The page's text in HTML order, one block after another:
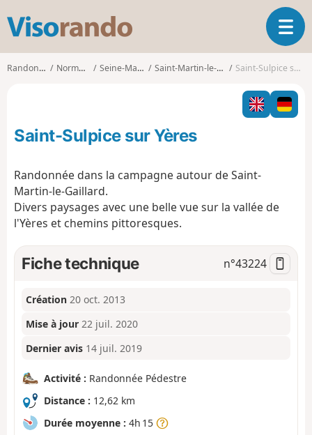
s
o
o
O
u
i
r
l
i
o
Randonnées Normandie Seine-Maritime Saint-Martin-le-Gaillard Saint-Sulpice sur Yères
Saint-Sulpice sur Yères
Randonnée dans la campagne autour de Saint-
Martin-le-Gaillard.
Divers paysages avec une belle vue sur la vallée de
l'Yères et chemins pittoresques.
Fiche technique n°43224
Création 20 oct. 2013
Mise à jour 22 juil. 2020
Dernier avis 14 juil. 2019
Activité : Randonnée Pédestre
Distance : 12,62 km
Durée moyenne : 4h 15